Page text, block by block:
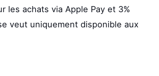
les achats via Apple Pay et 3%
veut uniquement disponible aux